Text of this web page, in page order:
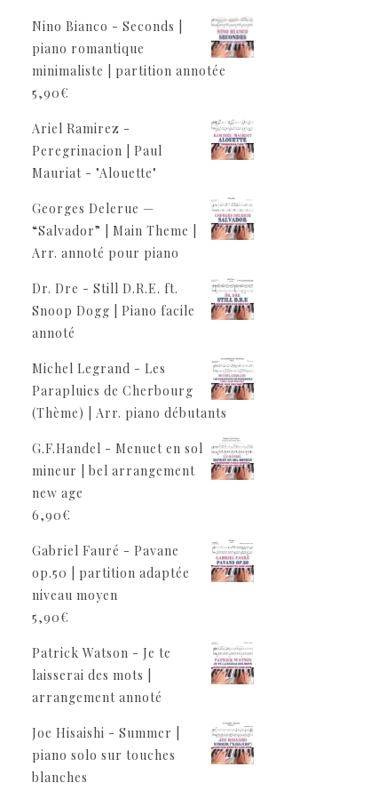
Nino Bianco - Seconds |
piano romantique
minimaliste | partition annotée
5,90€
Ariel Ramirez -
Peregrinacion | Paul
Mauriat - "Alouette"
Georges Delerue —
“Salvador” | Main Theme |
Arr. annoté pour piano
Dr. Dre - Still D.R.E. ft.
Snoop Dogg | Piano facile
annoté
Michel Legrand - Les
Parapluies de Cherbourg
(Thème) | Arr. piano débutants
G.F.Handel - Menuet en sol
mineur | bel arrangement
new age
6,90€
Gabriel Fauré - Pavane
op.50 | partition adaptée
niveau moyen
5,90€
Patrick Watson - Je te
laisserai des mots |
arrangement annoté
Joe Hisaishi - Summer |
piano solo sur touches
blanches